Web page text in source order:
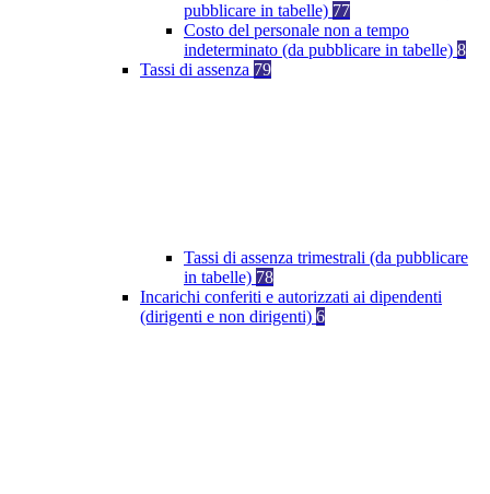
pubblicare in tabelle) 77
Costo del personale non a tempo
indeterminato (da pubblicare in tabelle) 8
Tassi di assenza 79
Tassi di assenza trimestrali (da pubblicare
in tabelle) 78
Incarichi conferiti e autorizzati ai dipendenti
(dirigenti e non dirigenti) 6